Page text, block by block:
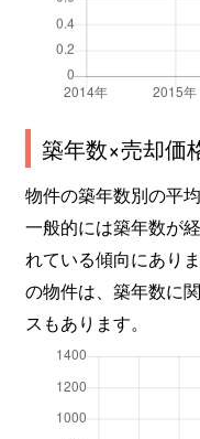
築年数×売却価
物件の築年数別の平
一般的には築年数が
れている傾向にあり
の物件は、築年数に
スもあります。